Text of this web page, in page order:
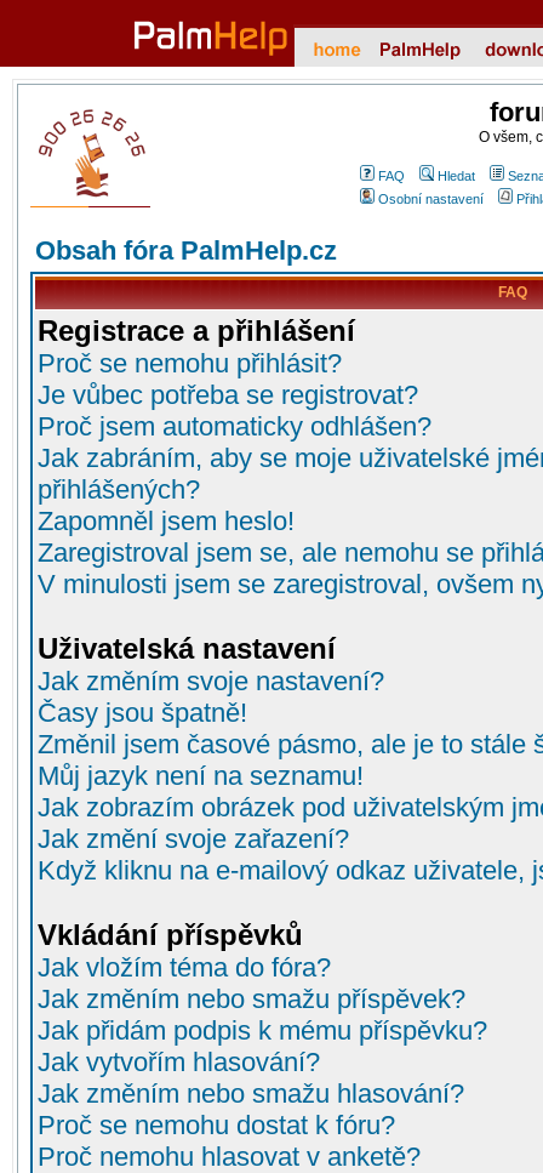
O všem,
FAQ Hledat
Osobní nastavení
Obsah fóra PalmHelp.cz
FAQ
Registrace a přihlášení
Proč se nemohu přihlásit?
Je vůbec potřeba se registrovat?
Proč jsem automaticky odhlášen?
Jak zabráním, aby se moje uživatelské
přihlášených?
Zapomněl jsem heslo!
Zaregistroval jsem se, ale nemohu se
V minulosti jsem se zaregistroval, ovšem
Uživatelská nastavení
Jak změním svoje nastavení?
Časy jsou špatně!
Změnil jsem časové pásmo, ale je to stále
Můj jazyk není na seznamu!
Jak zobrazím obrázek pod uživatelským
Jak změní svoje zařazení?
Když kliknu na e-mailový odkaz uživatele,
Vkládání příspěvků
Jak vložím téma do fóra?
Jak změním nebo smažu příspěvek?
Jak přidám podpis k mému příspěvku?
Jak vytvořím hlasování?
Jak změním nebo smažu hlasování?
Proč se nemohu dostat k fóru?
Proč nemohu hlasovat v anketě?